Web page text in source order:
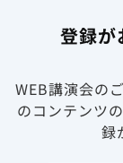
登録が
WEB講演会の
のコンテンツ
録